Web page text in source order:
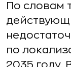
По словам
по
2035 году.